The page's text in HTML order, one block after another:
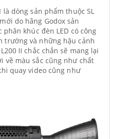
là dòng sản phẩm thuộc SL
do hãng Godox sản
phân khúc đèn LED có công
trường và những hậu cảnh
II chắc chắn sẽ mang lại
về màu sắc cũng như chất
quay video cũng như